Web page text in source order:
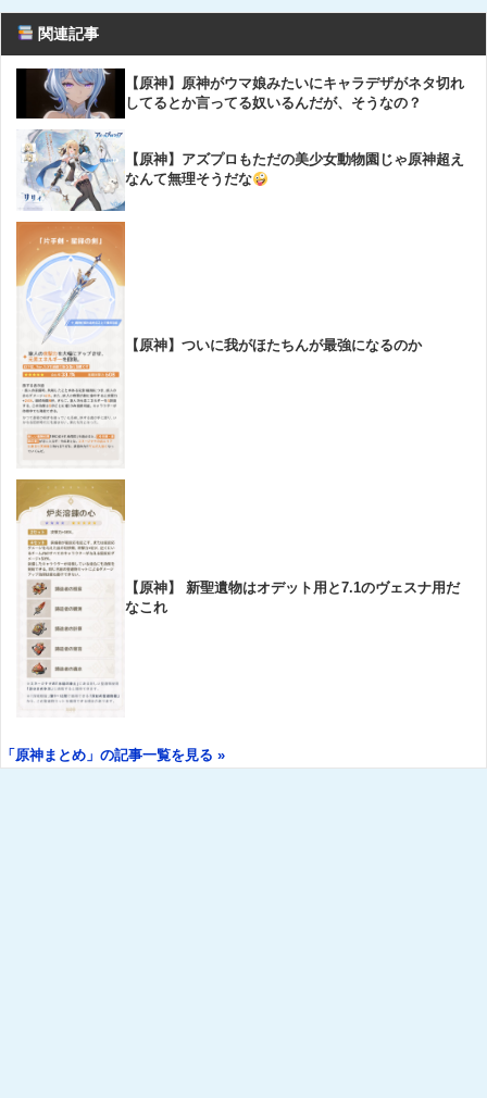
関連記事
【原神】原神がウマ娘みたいにキャラデザがネタ切れ
してるとか言ってる奴いるんだが、そうなの？
【原神】アズプロもただの美少女動物園じゃ原神超え
なんて無理そうだな
【原神】ついに我がほたちんが最強になるのか
【原神】 新聖遺物はオデット用と7.1のヴェスナ用だ
なこれ
「原神まとめ」の記事一覧を見る »